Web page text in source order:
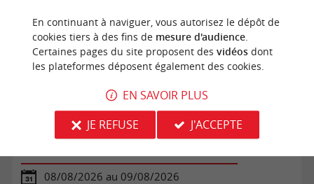
08/08/2026 au 09/08/2026
En continuant à naviguer, vous autorisez le dépôt de
cookies tiers à des fins de mesure d'audience.
Certaines pages du site proposent des vidéosdont
les plateformes déposent également des cookies.
EN SAVOIR PLUS
JE REFUSE
J'ACCEPTE